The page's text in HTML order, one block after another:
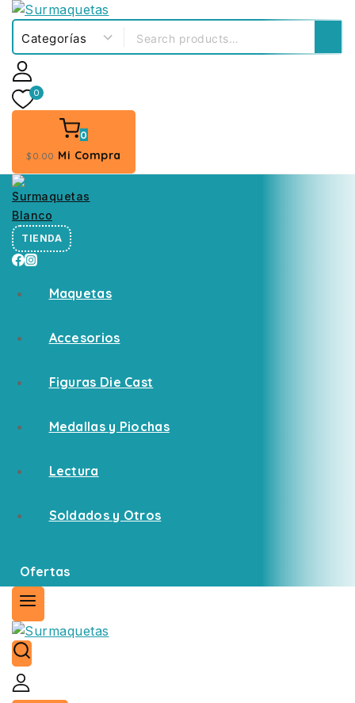
0
0
$0 .00 Mi Compra
TIENDA
Maquetas
Accesorios
Figuras Die Cast
Medallas y Piochas
Lectura
Soldados y Otros
Ofertas